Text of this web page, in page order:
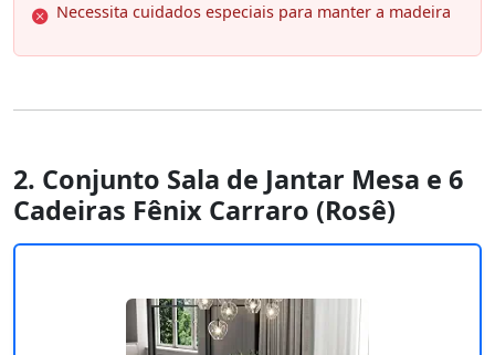
Necessita cuidados especiais para manter a madeira
2. Conjunto Sala de Jantar Mesa e 6
Cadeiras Fênix Carraro (Rosê)